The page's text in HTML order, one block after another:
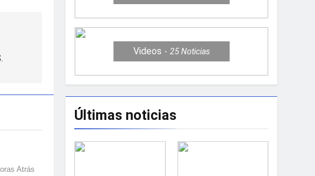
Atrás
Videos 25Noticias
Últimas noticias